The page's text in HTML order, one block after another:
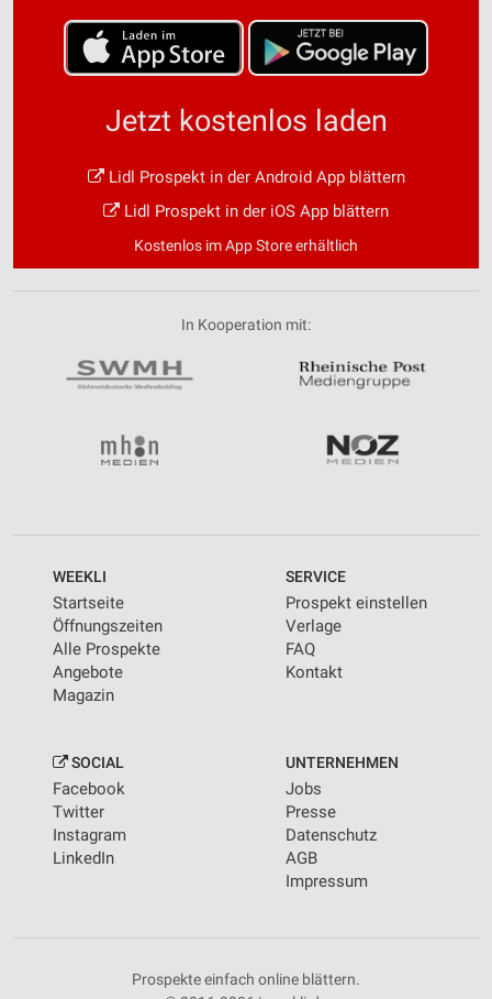
Jetzt kostenlos laden
Lidl Prospekt in der Android App blättern
Lidl Prospekt in der iOS App blättern
Kostenlos im App Store erhältlich
In Kooperation mit:
WEEKLI
Startseite
Öffnungszeiten
Alle Prospekte
Angebote
Magazin
SERVICE
Prospekt einstellen
Verlage
FAQ
Kontakt
SOCIAL
Facebook
Twitter
Instagram
LinkedIn
UNTERNEHMEN
Jobs
Presse
Datenschutz
AGB
Impressum
Prospekte einfach online blättern.